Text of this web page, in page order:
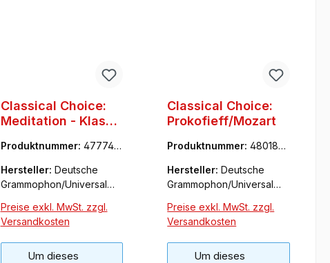
Classical Choice:
Meditation - Klassik
Produktnummer: 477749-
Hersteller: Deutsche
Grammophon/Universal
Preise exkl. MwSt. zzgl.
Versandkosten
Um dieses
Classical Choice:
Prokofieff/Mozart
Produktnummer:480182-
Hersteller:Deutsche
Grammophon/Universal
Preise exkl. MwSt. zzgl.
Versandkosten
Um dieses